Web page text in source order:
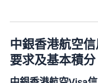
中銀香港航空
要求及基本積分